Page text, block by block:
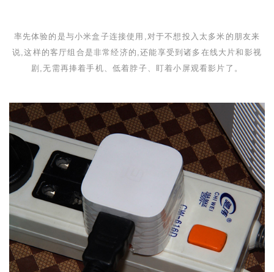
率先体验的是与小米盒子连接使用,对于不想投入太多米的朋友来
说,这样的客厅组合是非常经济的,还能享受到诸多在线大片和影视
剧,无需再捧着手机、低着脖子、盯着小屏观看影片了。